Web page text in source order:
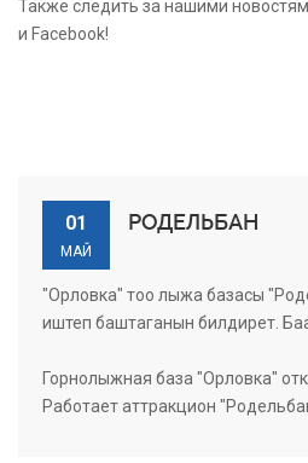
Также следить за нашими
и Facebook!
01
МАЙ
РОДЕЛЬБАН
"Орловка" тоо лыжа базасы
иштеп баштаганын билдирет.
Горнолыжная база "Орловка"
Работает аттракцион